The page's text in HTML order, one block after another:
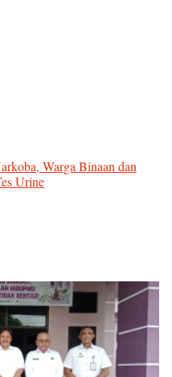
Warga Binaan dan
Urine